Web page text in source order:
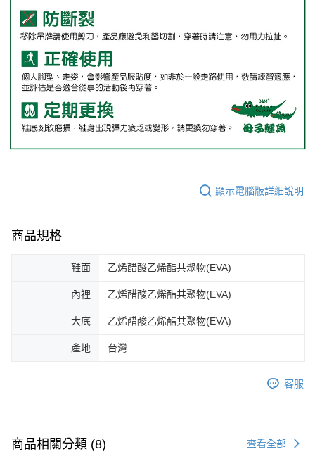
顯示電腦版詳細說明
商品規格
鞋面 乙烯醋酸乙烯酯共聚物(EVA)
內裡 乙烯醋酸乙烯酯共聚物(EVA)
大底 乙烯醋酸乙烯酯共聚物(EVA)
產地 台灣
客服
商品相關分類 (8) 查看全部